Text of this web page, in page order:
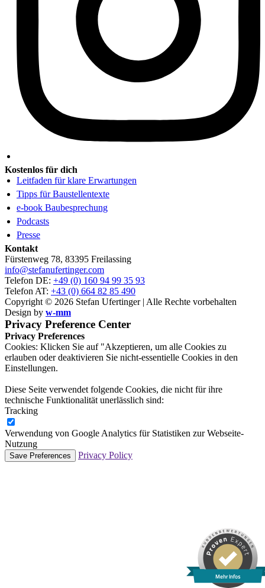
Kostenlos für dich
Leitfaden für klare Erwartungen
Tipps für Baustellentexte
e-book Baubesprechung
Podcasts
Presse
Kontakt
Fürstenweg 78, 83395 Freilassing
info@stefanufertinger.com
Telefon DE: +49 (0) 160 94 99 35 93
Telefon AT: +43 (0) 664 82 85 490
Copyright © 2026 Stefan Ufertinger | Alle Rechte vorbehalten
Design by w-mm
Privacy Preference Center
Privacy Preferences
Cookies: Klicken Sie auf "Akzeptieren, um alle Cookies zu
erlauben oder deaktivieren Sie nicht-essentielle Cookies in den
Einstellungen.
Diese Seite verwendet folgende Cookies, die nicht für ihre
technische Funktionalität unerlässlich sind:
Tracking
Verwendung von Google Analytics für Statistiken zur Webseite-
Nutzung
Privacy Policy
Mehr Infos